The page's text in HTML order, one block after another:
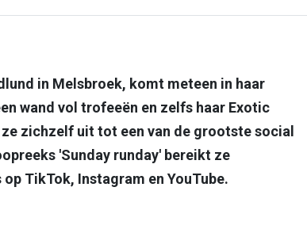
in Melsbroek, komt meteen in haar
wand vol trofeeën en zelfs haar Exotic
zichzelf uit tot een van de grootste social
'Sunday runday' bereikt ze
TikTok, Instagram en YouTube.